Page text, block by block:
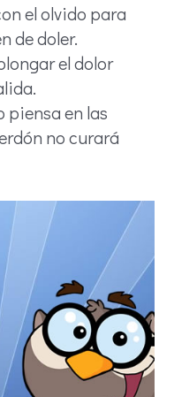
el olvido para
de doler.
el dolor
piensa en las
no curará